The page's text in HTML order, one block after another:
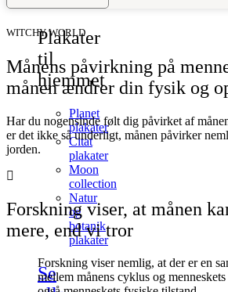
Plakater
til
hjemmet
Planet
plakater
Citat
plakater
Moon
collection
Natur
og
botanik
plakater
Se
WITCHY WORLD
Månens påvirkning på
månen ændrer din fysik og
Har du nogensinde følt dig påvirket af
er det ikke så underligt, månen påvirker
jorden.
Forskning viser, at månen
mere, end vi tror
Forskning viser nemlig, at der er en
mellem månens cyklus og